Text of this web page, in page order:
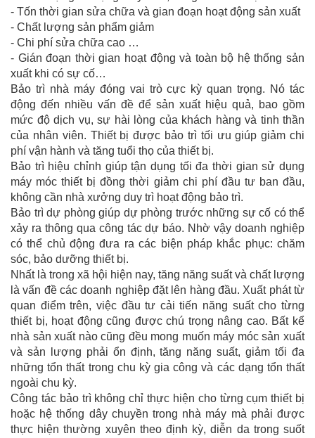
- Tốn thời gian sửa chữa và gian đoạn hoạt động sản xuất
- Chất lượng sản phẩm giảm
- Chi phí sửa chữa cao …
- Gián đoạn thời gian hoạt động và toàn bộ hệ thống sản
xuất khi có sự cố…
Bảo trì nhà máy đóng vai trò cực kỳ quan trọng. Nó tác
động đến nhiều vấn đề để sản xuất hiệu quả, bao gồm
mức độ dịch vụ, sự hài lòng của khách hàng và tinh thần
của nhân viên. Thiết bị được bảo trì tối ưu giúp giảm chi
phí vận hành và tăng tuổi thọ của thiết bị.
Bảo trì hiệu chỉnh giúp tận dụng tối đa thời gian sử dụng
máy móc thiết bị đồng thời giảm chi phí đầu tư ban đầu,
không cần nhà xưởng duy trì hoạt động bảo trì.
Bảo trì dự phòng giúp dự phòng trước những sự cố có thể
xảy ra thông qua công tác dự báo. Nhờ vậy doanh nghiệp
có thể chủ động đưa ra các biện pháp khắc phục: chăm
sóc, bảo dưỡng thiết bị.
Nhất là trong xã hội hiện nay, tăng năng suất và chất lượng
là vấn đề các doanh nghiệp đặt lên hàng đầu. Xuất phát từ
quan điểm trên, việc đầu tư cải tiến năng suất cho từng
thiết bị, hoạt động cũng được chú trọng nâng cao. Bất kể
nhà sản xuất nào cũng đều mong muốn máy móc sản xuất
và sản lượng phải ổn định, tăng năng suất, giảm tối đa
những tổn thất trong chu kỳ gia công và các dạng tổn thất
ngoài chu kỳ.
Công tác bảo trì không chỉ thực hiện cho từng cụm thiết bị
hoặc hệ thống dây chuyền trong nhà máy mà phải được
thực hiện thường xuyên theo định kỳ, diễn da trong suốt